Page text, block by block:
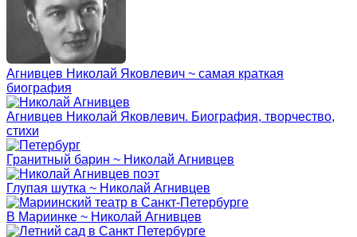
Агнивцев Николай Яковлевич ~ самая краткая
биография
Агнивцев Николай Яковлевич. Биография, творчество,
стихи
Гранитный барин ~ Николай Агнивцев
Глупая шутка ~ Николай Агнивцев
В Мариинке ~ Николай Агнивцев